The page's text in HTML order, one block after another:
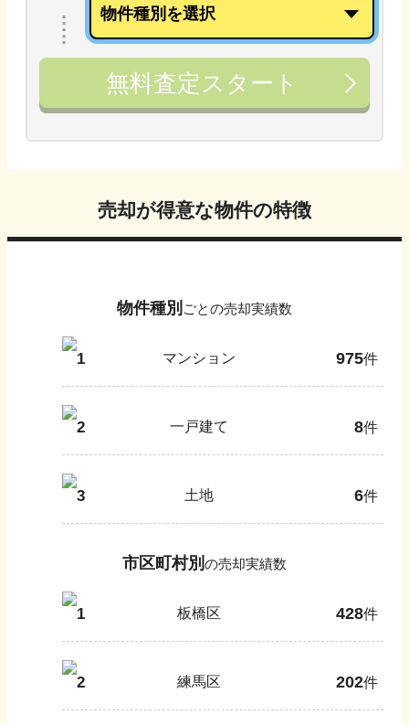
無料査定スタート
売却が得意な物件の特徴
物件種別 ごとの売却実績数
1 マンション 975件
2 一戸建て 8件
3 土地 6件
市区町村別 の売却実績数
1 板橋区 428件
2 練馬区 202件